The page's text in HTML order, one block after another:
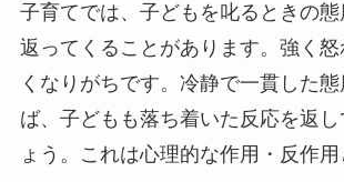
子育てでは、子どもを叱るときの態
返ってくることがあります。強く
くなりがちです。冷静で一貫した
ば、子どもも落ち着いた反応を返し
ょう。これは心理的な作用・反作用